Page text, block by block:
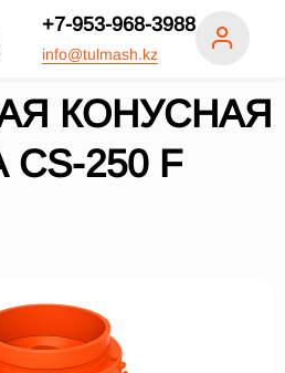
+7-953-968-3988
info@tulmash.kz
КОНУСНАЯ
250 F